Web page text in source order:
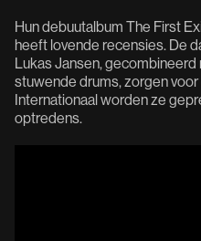
Hun debuutalbum The First
heeft lovende recensies. De
Lukas Jansen,
stuwende drums, zorgen
Internationaal worden ze
optredens.